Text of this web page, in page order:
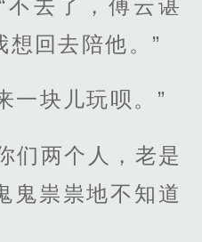
去了，傅云谌
回去陪他。”
一块儿玩呗。”
们两个人，老是
鬼祟祟地不知道